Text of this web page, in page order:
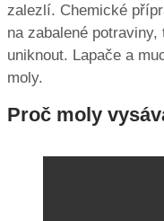
zalezlí. Chemické
na zabalené
uniknout. Lapače a
moly.
Proč moly